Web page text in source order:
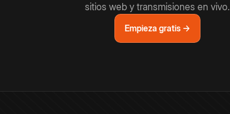
sitios web y transmisiones en vivo.
Empieza gratis →